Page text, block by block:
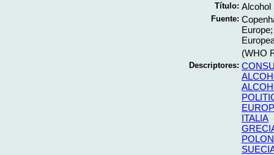
Título: Alcohol
Fuente:
(WHO
Descriptores:
ITALIA